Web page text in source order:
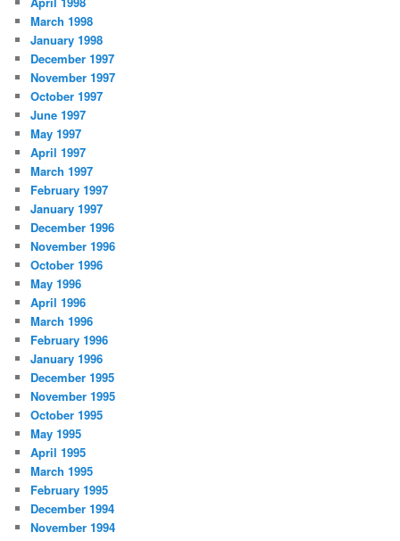
March 1998
January 1998
December 1997
November 1997
October 1997
June 1997
May 1997
April 1997
March 1997
February 1997
January 1997
December 1996
November 1996
October 1996
May 1996
April 1996
March 1996
February 1996
January 1996
December 1995
November 1995
October 1995
May 1995
April 1995
March 1995
February 1995
December 1994
November 1994